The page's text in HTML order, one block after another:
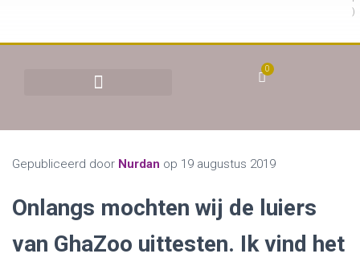
)
0
Gepubliceerd door Nurdan op 19 augustus 2019
Onlangs mochten wij de luiers
van GhaZoo uittesten. Ik vind het